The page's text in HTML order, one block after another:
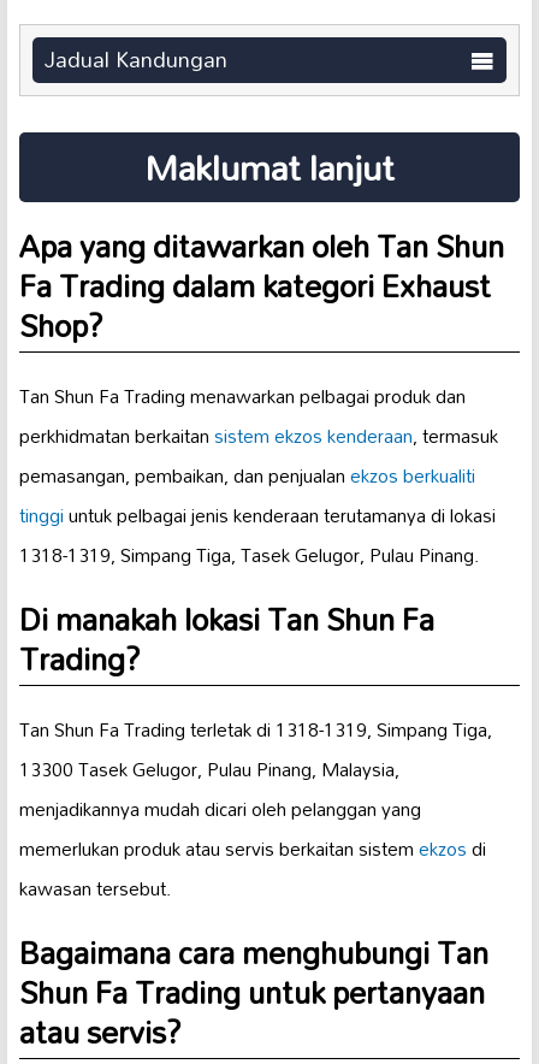
Jadual Kandungan
Maklumat lanjut
Apa yang ditawarkan oleh Tan Shun
Fa Trading dalam kategori Exhaust
Shop?
Tan Shun Fa Trading menawarkan pelbagai produk dan
perkhidmatan berkaitansistem ekzos kenderaan, termasuk
pemasangan, pembaikan, dan penjualanekzos berkualiti
tinggiuntuk pelbagai jenis kenderaan terutamanya di lokasi
1318-1319, Simpang Tiga, Tasek Gelugor, Pulau Pinang.
Di manakah lokasi Tan Shun Fa
Trading?
Tan Shun Fa Trading terletak di 1318-1319, Simpang Tiga,
13300 Tasek Gelugor, Pulau Pinang, Malaysia,
menjadikannya mudah dicari oleh pelanggan yang
memerlukan produk atau servis berkaitan sistemekzosdi
kawasan tersebut.
Bagaimana cara menghubungi Tan
Shun Fa Trading untuk pertanyaan
atau servis?